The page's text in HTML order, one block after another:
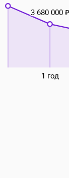
1 год
3 680 000 ₽